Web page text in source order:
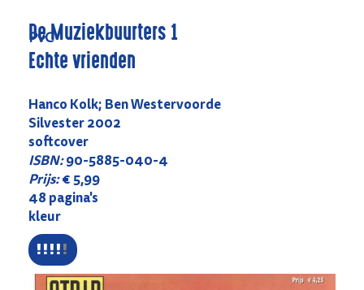
PvC
De Muziekbuurters 1
Echte vrienden
Hanco Kolk; Ben Westervoorde
Silvester 2002
softcover
ISBN:90-5885-040-4
Prijs:€ 5,99
48 pagina's
kleur